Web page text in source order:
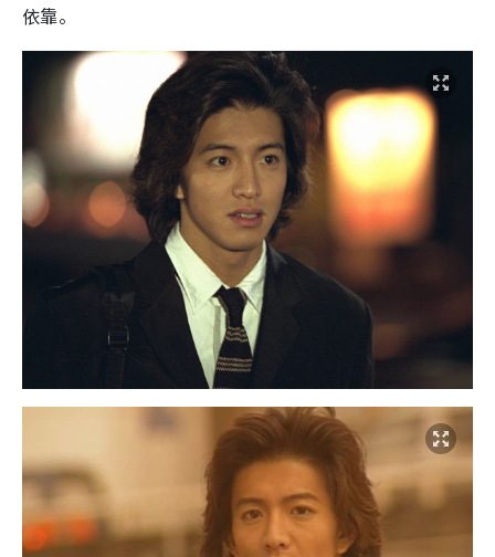
依靠。